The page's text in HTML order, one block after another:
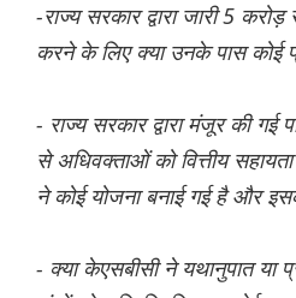
-राज्य सरकार द्वारा जारी 5
करने के लिए क्या उनके पास कोई
- राज्य सरकार द्वारा मंजूर की गई
से अधिवक्ताओं को वित्तीय
ने कोई योजना बनाई गई है और
- क्या केएसबीसी ने यथानुपात या